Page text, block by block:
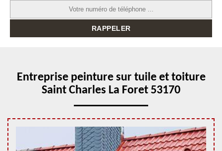
Entreprise peinture sur tuile et toiture
Saint Charles La Foret 53170